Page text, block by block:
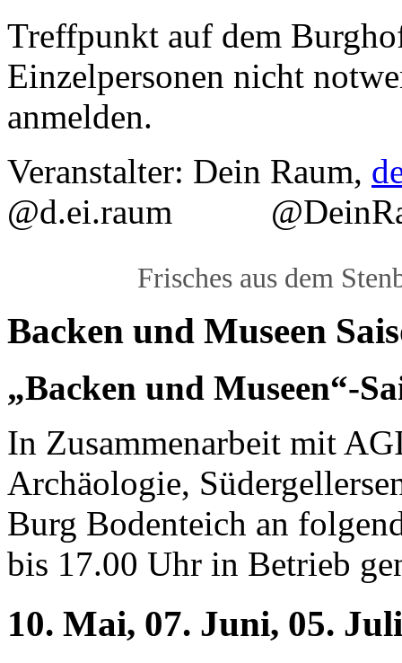
Treffpunkt auf dem
Einzelpersonen nicht
anmelden.
Veranstalter: Dein Raum,
@d.ei.raum
Frisches aus dem
Backen und Museen
„Backen und Museen“-
In Zusammenarbeit mit
Archäologie,
Burg Bodenteich an
bis 17.00 Uhr in Betrieb
10. Mai, 07. Juni, 05.